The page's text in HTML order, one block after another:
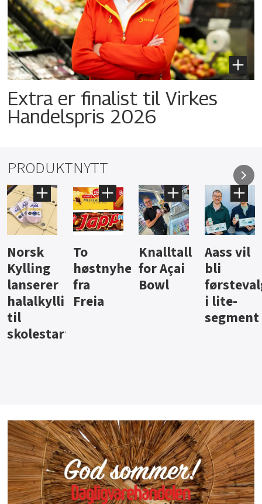
Extra er finalist til Virkes
Handelspris 2026
PRODUKTNYTT
Knalltall
for Açai
Bowl
Aass vil
bli
førstevalg
i lite-
Brus og
jus fra
Berentsen
Hard
iste fra
Hansa